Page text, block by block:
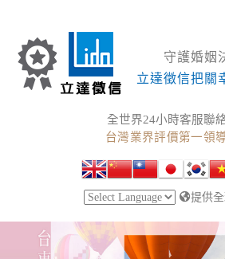
守護婚姻
立達徵信把關
全世界24小時客服聯
台灣業界評價第一領
提供